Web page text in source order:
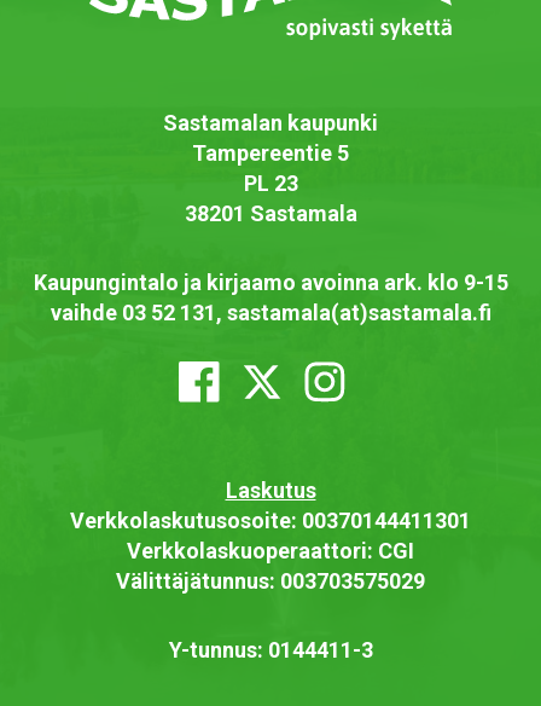
Sastamalan kaupunki
Tampereentie 5
PL 23
38201 Sastamala
Kaupungintalo ja kirjaamo avoinna ark. klo 9-15
vaihde 03 52 131, sastamala(at)sastamala.fi
Laskutus
Verkkolaskutusosoite: 00370144411301
Verkkolaskuoperaattori: CGI
Välittäjätunnus: 003703575029
Y-tunnus: 0144411-3